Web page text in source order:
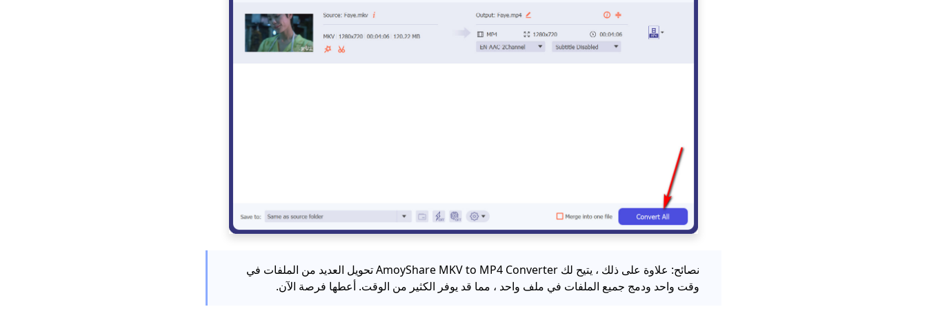
نصائح: علاوة على ذلك ، يتيح لك AmoyShare MKV to MP4 Converter تحويل العديد من الملفات في
وقت واحد ودمج جميع الملفات في ملف واحد ، مما قد يوفر الكثير من الوقت. أعطها فرصة الآن.